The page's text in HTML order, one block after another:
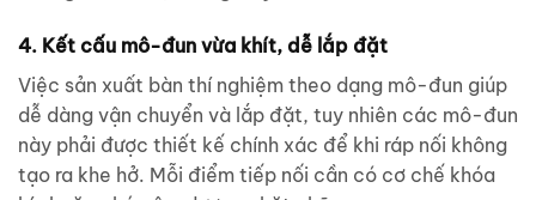
4. Kết cấu mô-đun vừa khít, dễ lắp đặt
Việc sản xuất bàn thí nghiệm theo dạng mô-đun giúp
dễ dàng vận chuyển và lắp đặt, tuy nhiên các mô-đun
này phải được thiết kế chính xác để khi ráp nối không
tạo ra khe hở. Mỗi điểm tiếp nối cần có cơ chế khóa